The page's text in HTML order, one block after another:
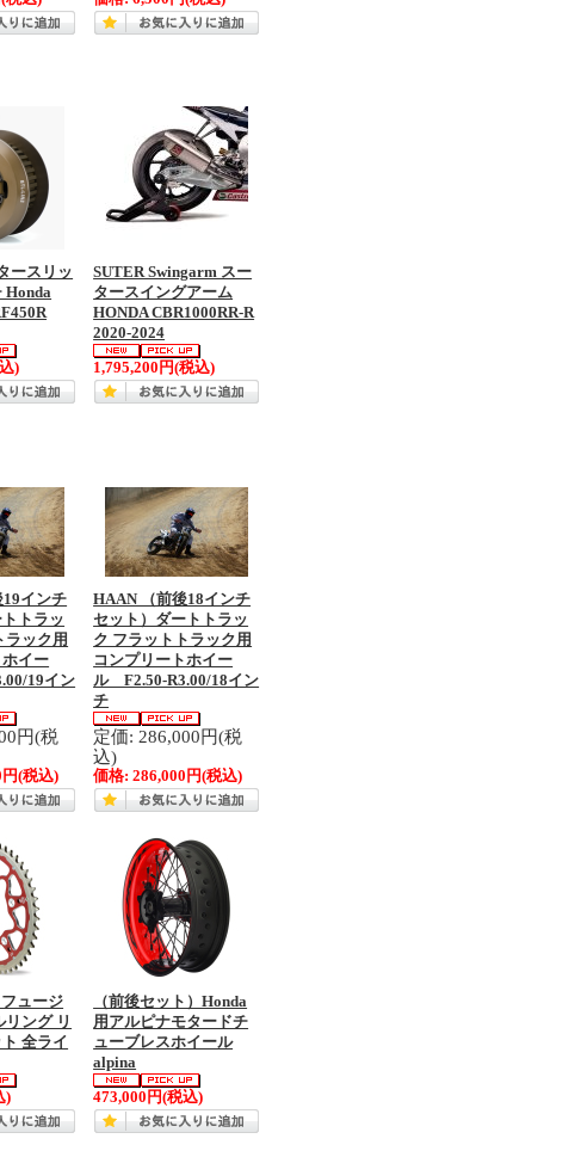
ースリッ
Honda
)
SUTER Swingarm スー
タースイングアーム
HONDA CBR1000RR-R
2020-2024
1,795,200円(税込)
インチ
トラッ
ラック用
イー
19イン
円(税
円(税込)
HAAN （前後18インチ
セット）ダートトラッ
ク フラットトラック用
コンプリートホイー
ル F2.50-R3.00/18イン
チ
定価: 286,000円(税
込)
価格:286,000円(税込)
ュージ
リング リ
全ライ
)
（前後セット）Honda
用アルピナモタードチ
ューブレスホイール
alpina
473,000円(税込)